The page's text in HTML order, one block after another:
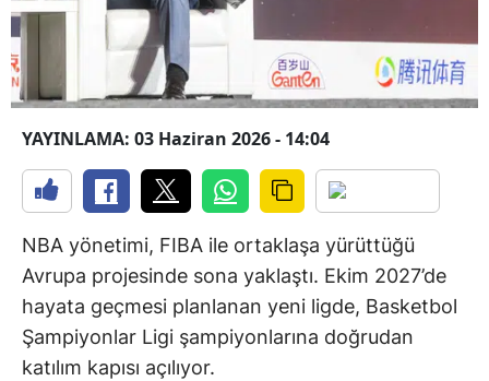
YAYINLAMA: 03 Haziran 2026 - 14:04
NBA yönetimi, FIBA ile ortaklaşa yürüttüğü
Avrupa projesinde sona yaklaştı. Ekim 2027’de
hayata geçmesi planlanan yeni ligde, Basketbol
Şampiyonlar Ligi şampiyonlarına doğrudan
katılım kapısı açılıyor.